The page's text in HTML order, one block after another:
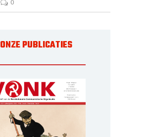
ONZE PUBLICATIES